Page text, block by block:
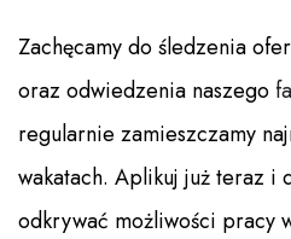
Zachęcamy do śledzenia
oraz odwiedzenia naszego
regularnie zamieszczamy
wakatach. Aplikuj już teraz i
odkrywać możliwości pracy